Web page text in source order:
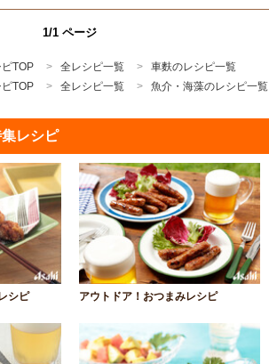
1/1 ページ
TOP 全レシピ一覧
車麩のレシピ一覧
TOP
全レシピ一覧 魚介・海藻のレシピ一覧
レシピ
シピ アウトドア！おつまみレシピ